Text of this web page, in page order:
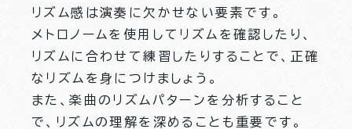
リズム感は演奏に欠かせない要素です。
メトロノームを使用してリズムを確認したり、
リズムに合わせて練習したりすることで、正確
なリズムを身につけましょう。
また、楽曲のリズムパターンを分析すること
で、リズムの理解を深めることも重要です。